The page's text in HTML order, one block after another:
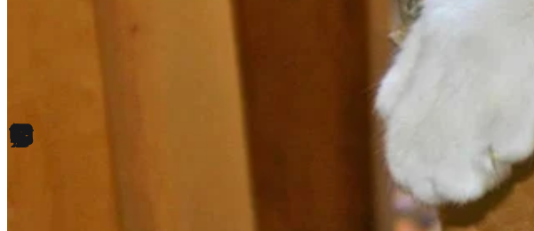
Niezbędne pliki cookie mają kluczowe znaczenie dla
nich. Te pliki cookie nie przechowują żadnych danych
Pliki cookie dotyczące preferencji umożliwiają stronie
preferowany język lub region, w którym znajduje się
Statystyczne pliki cookie pomagają właścicielem stron
gromadząc i zgłaszając anonimowe informacje.